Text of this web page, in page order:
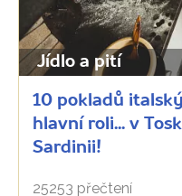
Jídlo a pití
10 pokladů
hlavní roli... v
Sardinii!
25253 přečtení